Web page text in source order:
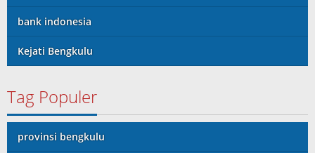
bank indonesia
Kejati Bengkulu
Tag Populer
provinsi bengkulu